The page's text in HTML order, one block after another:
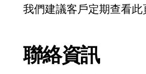
我們建議客戶定期查看此
聯絡資訊